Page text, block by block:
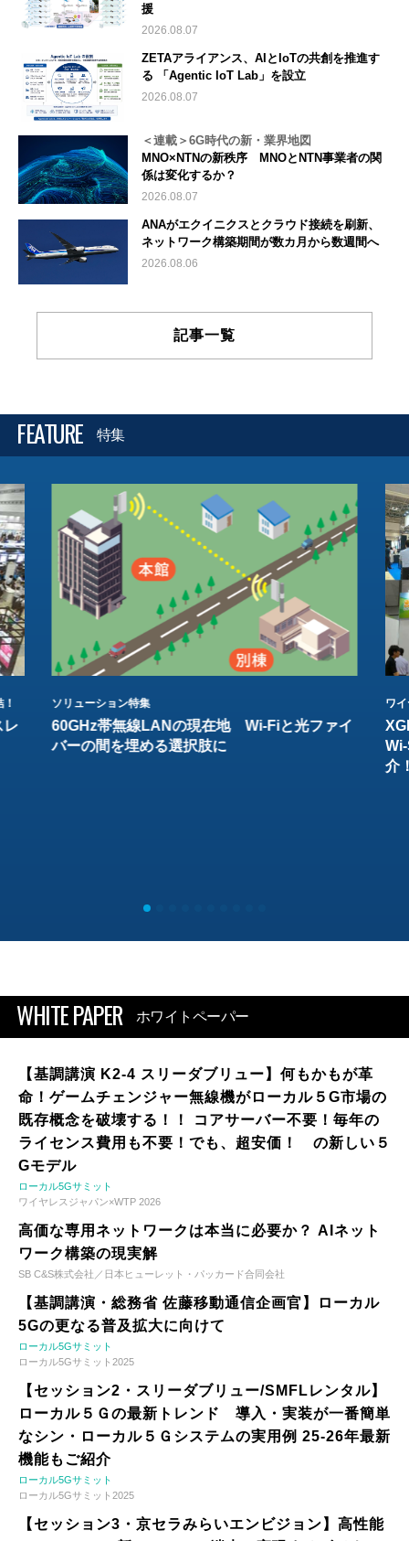
援
2026.08.07
ZETAアライアンス、AIとIoTの共創を推進す
る 「Agentic IoT Lab」を設立
2026.08.07
＜連載＞6G時代の新・業界地図
MNO×NTNの新秩序 MNOとNTN事業者の関
係は変化するか？
2026.08.07
ANAがエクイニクスとクラウド接続を刷新、
ネットワーク構築期間が数カ月から数週間へ
2026.08.06
記事一覧
FEATURE 特集
レ
ソリューション特集
60GHz帯無線LANの現在地 Wi-Fiと光ファイ
バーの間を埋める選択肢に
ワ
介
WHITE PAPER ホワイトペーパー
【基調講演 K2-4 スリーダブリュー】何もかもが革
命！ゲームチェンジャー無線機がローカル５G市場の
既存概念を破壊する！！ コアサーバー不要！毎年の
ライセンス費用も不要！でも、超安価！ の新しい５
Gモデル
ローカル5Gサミット
ワイヤレスジャパン×WTP 2026
高価な専用ネットワークは本当に必要か？ AIネット
ワーク構築の現実解
SB C&S株式会社／日本ヒューレット・パッカード合同会社
【基調講演・総務省 佐藤移動通信企画官】ローカル
5Gの更なる普及拡大に向けて
ローカル5Gサミット
ローカル5Gサミット2025
【セッション2・スリーダブリュー/SMFLレンタル】
ローカル５Ｇの最新トレンド 導入・実装が一番簡単
なシン・ローカル５Ｇシステムの実用例 25-26年最新
機能もご紹介
ローカル5Gサミット
ローカル5Gサミット2025
【セッション3・京セラみらいエンビジョン】高性能